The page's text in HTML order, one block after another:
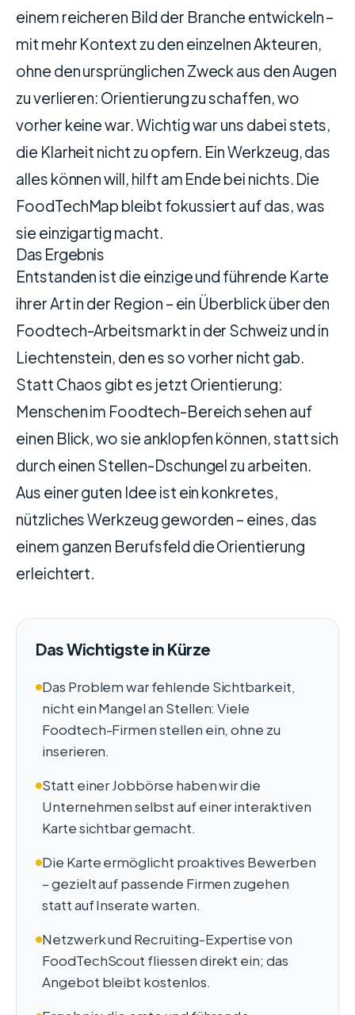
einem reicheren Bild der Branche entwickeln –
mit mehr Kontext zu den einzelnen Akteuren,
ohne den ursprünglichen Zweck aus den Augen
zu verlieren: Orientierung zu schaffen, wo
vorher keine war. Wichtig war uns dabei stets,
die Klarheit nicht zu opfern. Ein Werkzeug, das
alles können will, hilft am Ende bei nichts. Die
FoodTechMap bleibt fokussiert auf das, was
sie einzigartig macht.
Das Ergebnis
Entstanden ist die einzige und führende Karte
ihrer Art in der Region – ein Überblick über den
Foodtech-Arbeitsmarkt in der Schweiz und in
Liechtenstein, den es so vorher nicht gab.
Statt Chaos gibt es jetzt Orientierung:
Menschen im Foodtech-Bereich sehen auf
einen Blick, wo sie anklopfen können, statt sich
durch einen Stellen-Dschungel zu arbeiten.
Aus einer guten Idee ist ein konkretes,
nützliches Werkzeug geworden – eines, das
einem ganzen Berufsfeld die Orientierung
erleichtert.
Das Wichtigste in Kürze
Das Problem war fehlende Sichtbarkeit,
nicht ein Mangel an Stellen: Viele
Foodtech-Firmen stellen ein, ohne zu
inserieren.
Statt einer Jobbörse haben wir die
Unternehmen selbst auf einer interaktiven
Karte sichtbar gemacht.
Die Karte ermöglicht proaktives Bewerben
– gezielt auf passende Firmen zugehen
statt auf Inserate warten.
Netzwerk und Recruiting-Expertise von
FoodTechScout fliessen direkt ein; das
Angebot bleibt kostenlos.